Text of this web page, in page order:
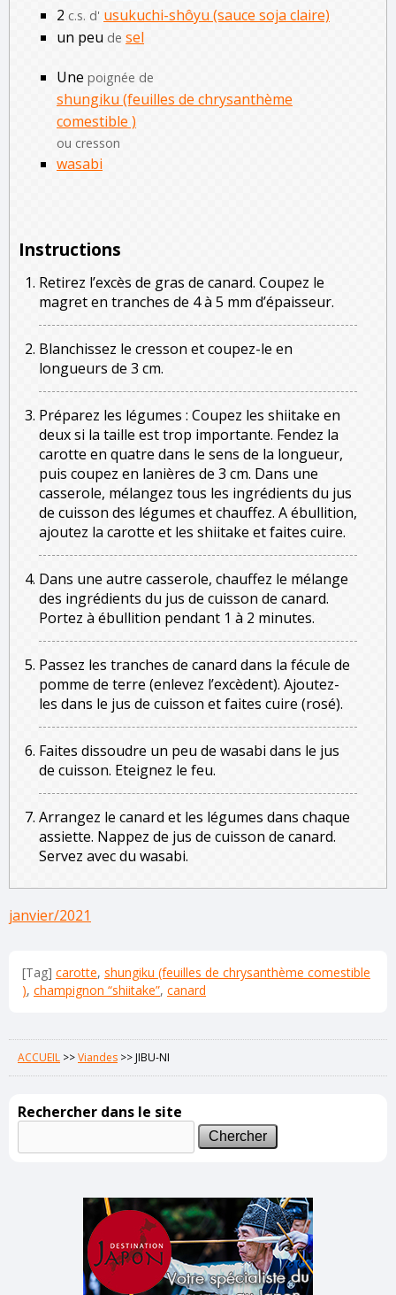
2 c.s. d' usukuchi-shôyu (sauce soja claire)
un peu de sel
Une poignée de
shungiku (feuilles de chrysanthème
comestible )
ou cresson
wasabi
Instructions
Retirez l’excès de gras de canard. Coupez le
magret en tranches de 4 à 5 mm d’épaisseur.
Blanchissez le cresson et coupez-le en
longueurs de 3 cm.
Préparez les légumes : Coupez les shiitake en
deux si la taille est trop importante. Fendez la
carotte en quatre dans le sens de la longueur,
puis coupez en lanières de 3 cm. Dans une
casserole, mélangez tous les ingrédients du jus
de cuisson des légumes et chauffez. A ébullition,
ajoutez la carotte et les shiitake et faites cuire.
Dans une autre casserole, chauffez le mélange
des ingrédients du jus de cuisson de canard.
Portez à ébullition pendant 1 à 2 minutes.
Passez les tranches de canard dans la fécule de
pomme de terre (enlevez l’excèdent). Ajoutez-
les dans le jus de cuisson et faites cuire (rosé).
Faites dissoudre un peu de wasabi dans le jus
de cuisson. Eteignez le feu.
Arrangez le canard et les légumes dans chaque
assiette. Nappez de jus de cuisson de canard.
Servez avec du wasabi.
janvier/2021
[Tag] carotte, shungiku (feuilles de chrysanthème comestible
), champignon “shiitake”, canard
ACCUEIL >>Viandes >>JIBU-NI
Rechercher dans le site